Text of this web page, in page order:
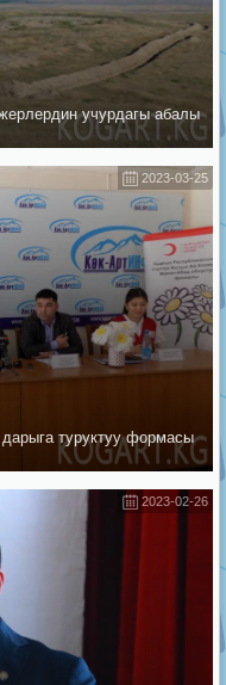
учурдагы абалы
2023-03-25
дарыга туруктуу формасы
2023-02-26